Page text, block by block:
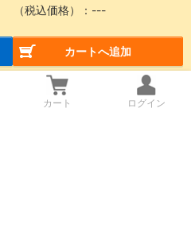
（税込価格）： ---
カートへ追加
カート ログイン